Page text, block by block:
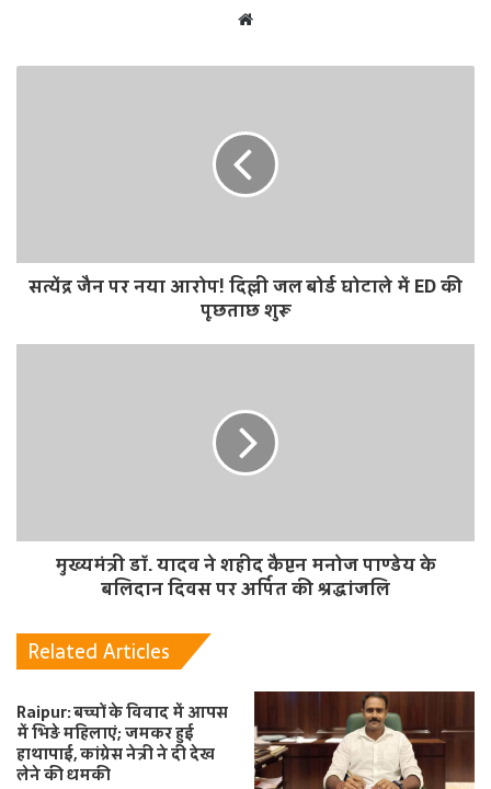
b
सत्येंद्र जैन पर नया आरोप! दिल्ली जल बोर्ड घोटाले में ED की
पूछताछ शुरू
मुख्यमंत्री डॉ. यादव ने शहीद कैप्टन मनोज पाण्डेय के
बलिदान दिवस पर अर्पित की श्रद्धांजलि
Related Articles
Raipur: बच्चों के विवाद में आपस
में भिड़े महिलाएं; जमकर हुई
हाथापाई, कांग्रेस नेत्री ने दी देख
लेने की धमकी